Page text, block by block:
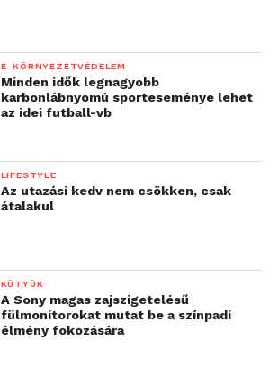
E-KÖRNYEZETVÉDELEM
Minden idők legnagyobb
karbonlábnyomú sporteseménye lehet
az idei futball-vb
LIFESTYLE
Az utazási kedv nem csökken, csak
átalakul
KÜTYÜK
A Sony magas zajszigetelésű
fülmonitorokat mutat be a színpadi
élmény fokozására